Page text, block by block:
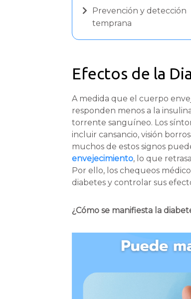
Prevención y detección
temprana
Efectos de la
A medida que el cuerpo
responden menos a la
torrente sanguíneo. Los
incluir cansancio, visión
muchos de estos signos
envejecimiento, lo que
Por ello, los chequeos
diabetes y controlar sus
¿Cómo se manifiesta la